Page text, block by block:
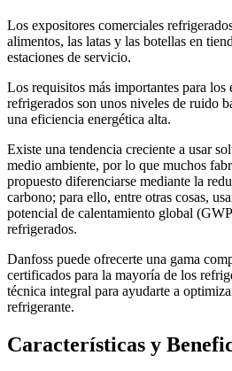
Los expositores comerciales
alimentos, las latas y las botellas en
estaciones de servicio.
Los requisitos más importantes para los
refrigerados son unos niveles de ruido
una eficiencia energética alta.
Existe una tendencia creciente a usar
medio ambiente, por lo que muchos
propuesto diferenciarse mediante la
carbono; para ello, entre otras cosas,
potencial de calentamiento global
refrigerados.
Danfoss puede ofrecerte una gama
certificados para la mayoría de los
técnica integral para ayudarte a
refrigerante.
Características y